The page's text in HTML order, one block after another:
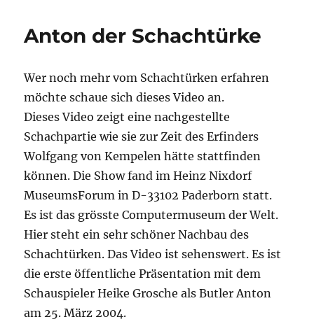
Anton der Schachtürke
Wer noch mehr vom Schachtürken erfahren
möchte schaue sich dieses Video an.
Dieses Video zeigt eine nachgestellte
Schachpartie wie sie zur Zeit des Erfinders
Wolfgang von Kempelen hätte stattfinden
können. Die Show fand im Heinz Nixdorf
MuseumsForum in D-33102 Paderborn statt.
Es ist das grösste Computermuseum der Welt.
Hier steht ein sehr schöner Nachbau des
Schachtürken. Das Video ist sehenswert. Es ist
die erste öffentliche Präsentation mit dem
Schauspieler Heike Grosche als Butler Anton
am 25. März 2004.